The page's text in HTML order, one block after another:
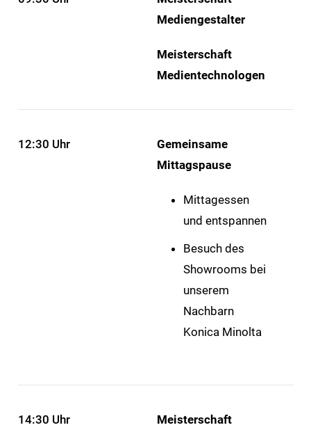
Mediengestalter
Meisterschaft
Medientechnologen
12:30 Uhr
Gemeinsame
Mittagspause
Mittagessen
und entspannen
Besuch des
Showrooms bei
unserem
Nachbarn
Konica Minolta
14:30 Uhr
Meisterschaft